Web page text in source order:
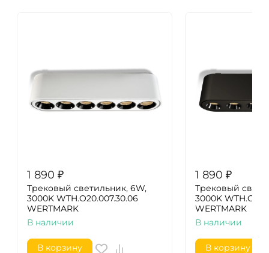
1 890 ₽
Трековый светильник, 6W,
3000K WTH.O20.007.30.06
WERTMARK
В наличии
В корзину
1 890 ₽
Трековый
3000K
WERTMARK
В наличии
В корзину